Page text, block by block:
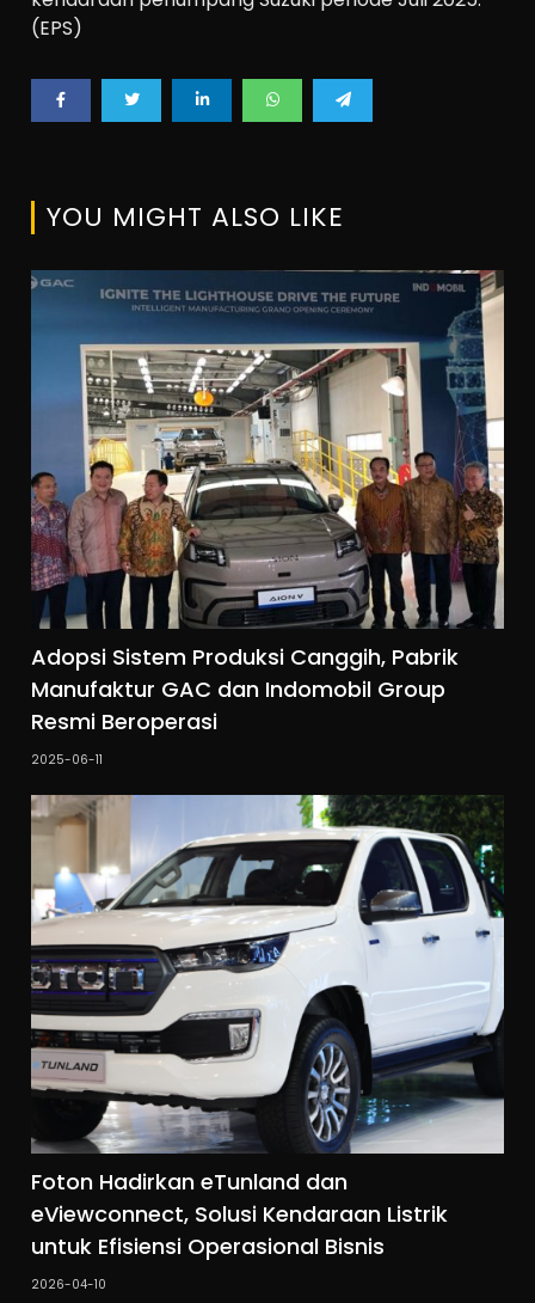
(EPS)
YOU MIGHT ALSO LIKE
Adopsi Sistem Produksi Canggih, Pabrik
Manufaktur GAC dan Indomobil Group
Resmi Beroperasi
2025-06-11
Foton Hadirkan eTunland dan
eViewconnect, Solusi Kendaraan Listrik
untuk Efisiensi Operasional Bisnis
2026-04-10